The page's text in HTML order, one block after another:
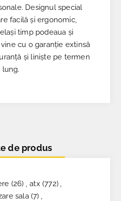
Designul special
facilă și ergonomic,
timp podeaua și
cu o garanție extinsă
și liniște pe termen
lung.
de produs
(26) , atx (772) ,
sala (7) ,